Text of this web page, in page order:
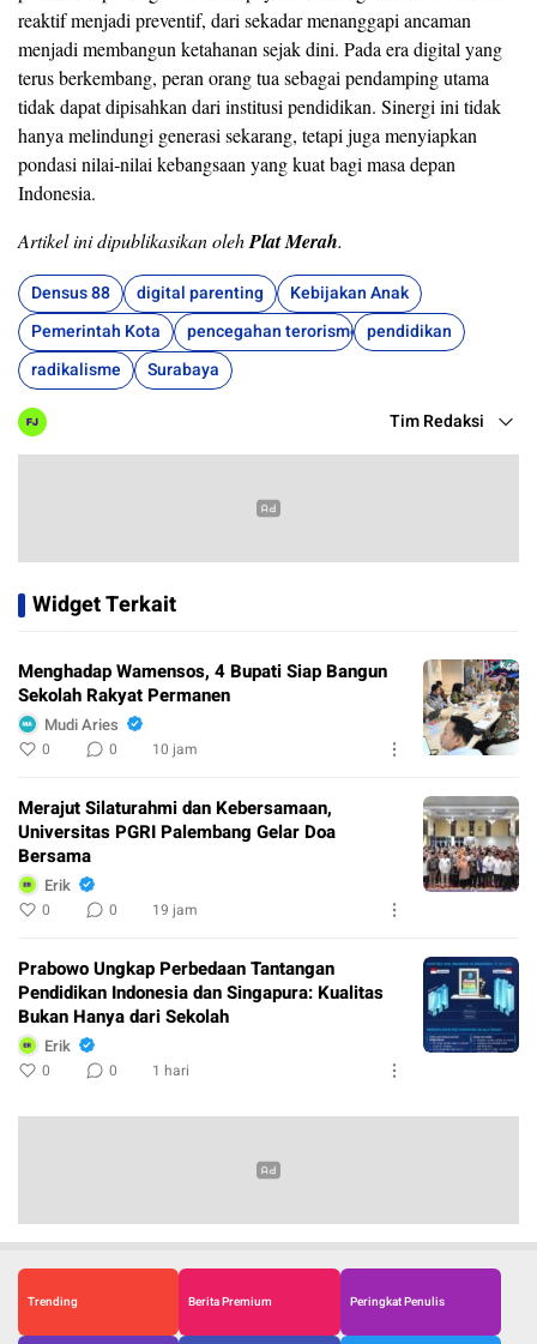
reaktif menjadi preventif, dari sekadar menanggapi ancaman
menjadi membangun ketahanan sejak dini. Pada era digital yang
terus berkembang, peran orang tua sebagai pendamping utama
tidak dapat dipisahkan dari institusi pendidikan. Sinergi ini tidak
hanya melindungi generasi sekarang, tetapi juga menyiapkan
pondasi nilai‑nilai kebangsaan yang kuat bagi masa depan
Indonesia.
Artikel ini dipublikasikan olehPlat Merah.
Densus 88 digital parenting
Kebijakan Anak
Pemerintah Kota
pencegahan terorisme pendidikan
radikalisme
Surabaya
Tim Redaksi
Widget Terkait
Menghadap Wamensos, 4 Bupati Siap Bangun
Sekolah Rakyat Permanen
Mudi Aries
0 0 10 jam
Merajut Silaturahmi dan Kebersamaan,
Universitas PGRI Palembang Gelar Doa
Bersama
Erik
0 0 19 jam
Prabowo Ungkap Perbedaan Tantangan
Pendidikan Indonesia dan Singapura: Kualitas
Bukan Hanya dari Sekolah
Erik
0 0 1 hari
Trending Berita Premium Peringkat Penulis